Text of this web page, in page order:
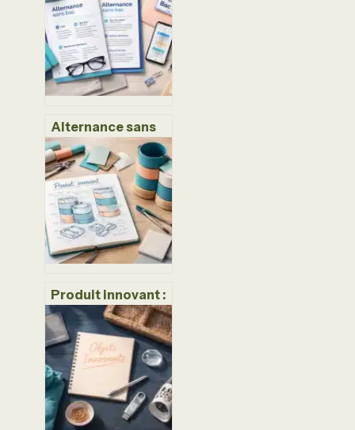
Alternance sans
bac : comment
accéder aux
métiers qui
recrutent sans
diplôme préalable
Produit innovant :
comment
distinguer l’outil
utile du gadget
sans avenir ?